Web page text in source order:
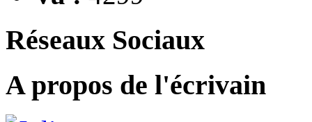
Réseaux Sociaux
A propos de l'écrivain